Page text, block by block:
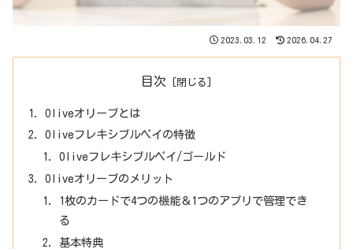
2023.03.12 2026.04.27
目次
Oliveオリーブとは
Oliveフレキシブルペイの特徴
Oliveフレキシブルペイ/ゴールド
Oliveオリーブのメリット
1枚のカードで4つの機能＆1つのアプリで管理でき
る
基本特典